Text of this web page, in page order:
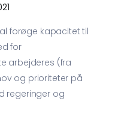
forøge kapacitet til
for
arbejderes (fra
og prioriteter på
regeringer og